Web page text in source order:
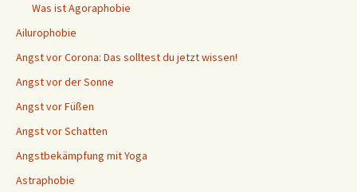
Was ist Agoraphobie
Ailurophobie
Angst vor Corona: Das solltest du jetzt wissen!
Angst vor der Sonne
Angst vor Füßen
Angst vor Schatten
Angstbekämpfung mit Yoga
Astraphobie